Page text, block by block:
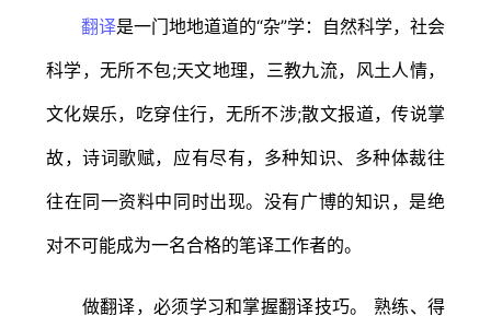
翻译是一门地地道道的“杂”学：自然科学，社会
科学，无所不包;天文地理，三教九流，风土人情，
文化娱乐，吃穿住行，无所不涉;散文报道，传说掌
故，诗词歌赋，应有尽有，多种知识、多种体裁往
往在同一资料中同时出现。没有广博的知识，是绝
对不可能成为一名合格的笔译工作者的。
做翻译，必须学习和掌握翻译技巧。 熟练、得